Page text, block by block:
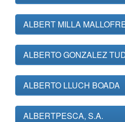
ALBERT MILLA
ALBERTO GONZALEZ
ALBERTO LLUCH BOADA
ALBERTPESCA, S.A.